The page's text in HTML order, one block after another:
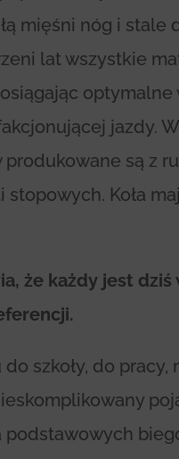
mięśni nóg i stale
lat wszystkie
jazdy.
są z
Koła
że każdy jest
szkoły, do